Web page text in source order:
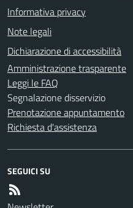
Informativa privacy
Note legali
Dichiarazione di accessibilità
Amministrazione trasparente
Leggi le FAQ
Segnalazione disservizio
Prenotazione appuntamento
Richiesta d'assistenza
SEGUICI SU